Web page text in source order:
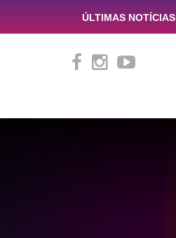
ÚLTIMAS NOTÍCIAS